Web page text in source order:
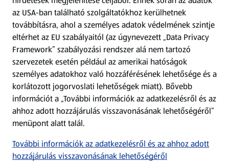
Árcsökkentés
Adattörlő alkalmazás
Szervizpont
(új oldalon nyílik meg)
Fedezz fel minket az interneten!
Töltsd le az ALDI Magyarország applikációt!
az USA-ban található szolgáltatókhoz kerülhetnek
továbbításra, ahol a személyes adatok védelmének szintje
eltérhet az EU szabályaitól (az úgynevezett „Data Privacy
Framework” szabályozási rendszer alá nem tartozó
szervezetek esetén például az amerikai hatóságok
személyes adatokhoz való hozzáférésének lehetősége és a
korlátozott jogorvoslati lehetőségek miatt). Bővebb
információt a „További információk az adatkezelésről és az
ahhoz adott hozzájárulás visszavonásának lehetőségéről”
menüpont alatt talál.
További információk az adatkezelésről és az ahhoz adott
hozzájárulás visszavonásának lehetőségéről